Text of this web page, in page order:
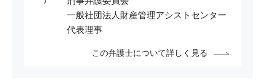
一般社団法人財産管理アシストセンター
代表理事
この弁護士について詳しく見る